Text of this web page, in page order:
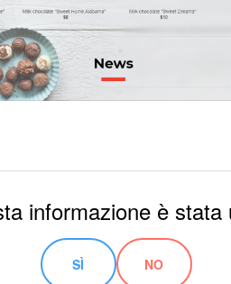
informazione è stata
SÌ NO